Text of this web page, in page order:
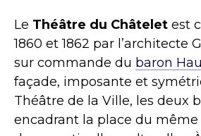
Le Théâtre du Châtelet est
1860 et 1862 par l’architecte
sur commande du baron
façade, imposante et
Théâtre de la Ville, les deux
encadrant la place du